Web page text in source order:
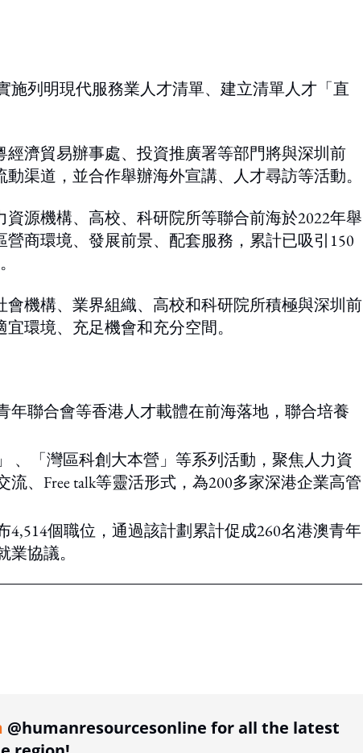
列明現代服務業人才清單、建立清單人才「直
經濟貿易辦事處、投資推廣署等部門將與深圳前
渠道，並合作舉辦海外宣講、人才尋訪等活動。
源機構、高校、科研院所等聯合前海於2022年舉
商環境、發展前景、配套服務，累計已吸引150
機構、業界組織、高校和科研院所積極與深圳前
宜環境、充足機會和充分空間。
聯合會等香港人才載體在前海落地，聯合培養
、「灣區科創大本營」等系列活動，聚焦人力資
、Free talk等靈活形式，為200多家深港企業高管
個職位，通過該計劃累計促成260名港澳青年
協議。
@humanresourcesonline for all the latest